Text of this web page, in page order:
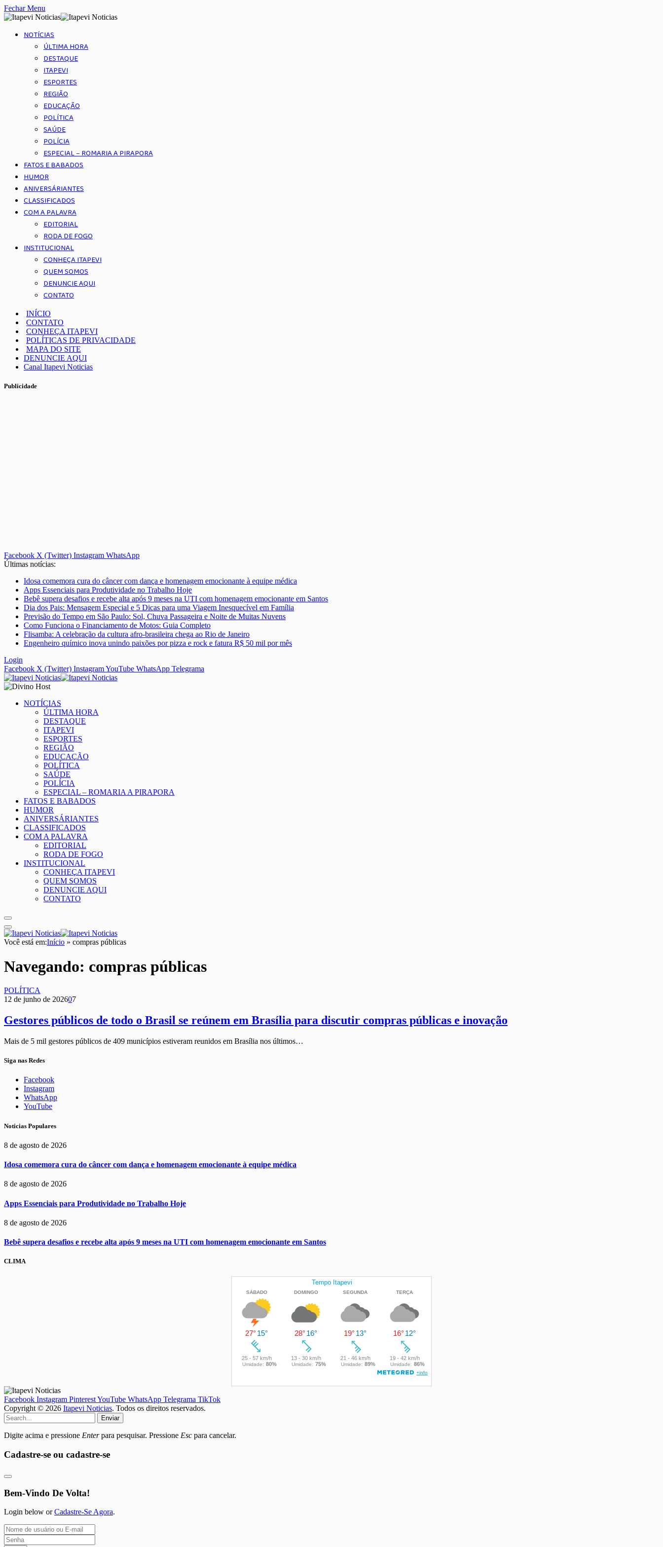
Fechar Menu
NOTÍCIAS
ÚLTIMA HORA
DESTAQUE
ITAPEVI
ESPORTES
REGIÃO
EDUCAÇÃO
POLÍTICA
SAÚDE
POLÍCIA
ESPECIAL – ROMARIA A PIRAPORA
FATOS E BABADOS
HUMOR
ANIVERSÁRIANTES
CLASSIFICADOS
COM A PALAVRA
EDITORIAL
RODA DE FOGO
INSTITUCIONAL
CONHEÇA ITAPEVI
QUEM SOMOS
DENUNCIE AQUI
CONTATO
INÍCIO
CONTATO
CONHEÇA ITAPEVI
POLÍTICAS DE PRIVACIDADE
MAPA DO SITE
DENUNCIE AQUI
Canal Itapevi Noticias
Publicidade
Facebook X (Twitter) Instagram WhatsApp
Últimas notícias:
Idosa comemora cura do câncer com dança e homenagem emocionante à equipe médica
Apps Essenciais para Produtividade no Trabalho Hoje
Bebê supera desafios e recebe alta após 9 meses na UTI com homenagem emocionante em Santos
Dia dos Pais: Mensagem Especial e 5 Dicas para uma Viagem Inesquecível em Família
Previsão do Tempo em São Paulo: Sol, Chuva Passageira e Noite de Muitas Nuvens
Como Funciona o Financiamento de Motos: Guia Completo
Flisamba: A celebração da cultura afro-brasileira chega ao Rio de Janeiro
Engenheiro químico inova unindo paixões por pizza e rock e fatura R$ 50 mil por mês
Login
Facebook X (Twitter) InstagramYouTube WhatsApp Telegrama
NOTÍCIAS
ÚLTIMA HORA
DESTAQUE
ITAPEVI
ESPORTES
REGIÃO
EDUCAÇÃO
POLÍTICA
SAÚDE
POLÍCIA
ESPECIAL – ROMARIA A PIRAPORA
FATOS E BABADOS
HUMOR
ANIVERSÁRIANTES
CLASSIFICADOS
COM A PALAVRA
EDITORIAL
RODA DE FOGO
INSTITUCIONAL
CONHEÇA ITAPEVI
QUEM SOMOS
DENUNCIE AQUI
CONTATO
Você está em:Início » compras públicas
Navegando: compras públicas
POLÍTICA
12 de junho de 202607
Gestores públicos de todo o Brasil se reúnem em Brasília para discutir compras públicas e inovação
Mais de 5 mil gestores públicos de 409 municípios estiveram reunidos em Brasília nos últimos…
Siga nas Redes
Facebook
Instagram
WhatsApp
YouTube
Noticias Populares
8 de agosto de 2026
Idosa comemora cura do câncer com dança e homenagem emocionante à equipe médica
8 de agosto de 2026
Apps Essenciais para Produtividade no Trabalho Hoje
8 de agosto de 2026
Bebê supera desafios e recebe alta após 9 meses na UTI com homenagem emocionante em Santos
CLIMA
Facebook Instagram PinterestYouTube WhatsApp Telegrama TikTok
Copyright © 2026 Itapevi Noticias. Todos os direitos reservados.
Enviar
Digite acima e pressione Enterpara pesquisar. Pressione Esc para cancelar.
Cadastre-se ou cadastre-se
Bem-Vindo De Volta!
Login below orCadastre-Se Agora.